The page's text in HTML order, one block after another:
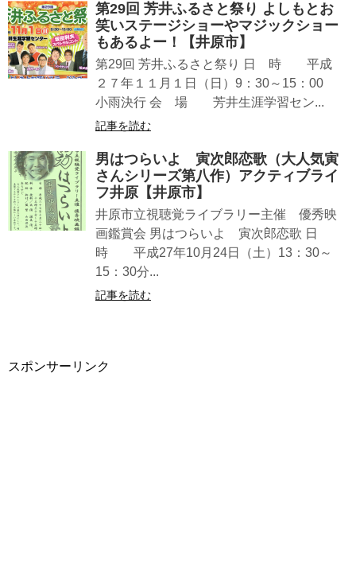
第29回 芳井ふるさと祭り よしもとお
笑いステージショーやマジックショー
もあるよー！【井原市】
第29回 芳井ふるさと祭り 日 時 平成
２７年１１月１日（日）9：30～15：00
小雨決行 会 場 芳井生涯学習セン...
記事を読む
男はつらいよ 寅次郎恋歌（大人気寅
さんシリーズ第八作）アクティブライ
フ井原【井原市】
井原市立視聴覚ライブラリー主催 優秀映
画鑑賞会 男はつらいよ 寅次郎恋歌 日
時 平成27年10月24日（土）13：30～
15：30分...
記事を読む
スポンサーリンク